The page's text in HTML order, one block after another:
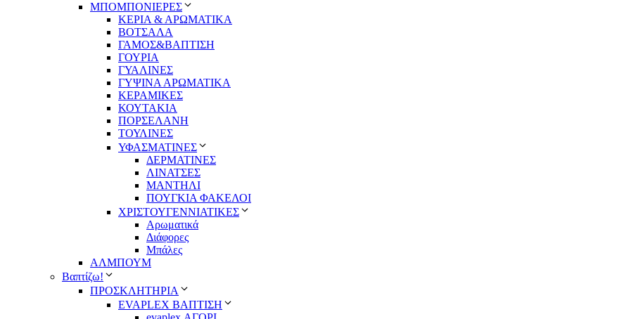
ΜΠΟΜΠΟΝΙΕΡΕΣ
ΚΕΡΙΑ & ΑΡΩΜΑΤΙΚΑ
ΒΟΤΣΑΛΑ
ΓΑΜΟΣ&ΒΑΠΤΙΣΗ
ΓΟΥΡΙΑ
ΓΥΑΛΙΝΕΣ
ΓΥΨΙΝΑ ΑΡΩΜΑΤΙΚΑ
ΚΕΡΑΜΙΚΕΣ
ΚΟΥΤΑΚΙΑ
ΠΟΡΣΕΛΑΝΗ
ΤΟΥΛΙΝΕΣ
ΥΦΑΣΜΑΤΙΝΕΣ
ΔΕΡΜΑΤΙΝΕΣ
ΛΙΝΑΤΣΕΣ
ΜΑΝΤΗΛΙ
ΠΟΥΓΚΙΑ ΦΑΚΕΛΟΙ
ΧΡΙΣΤΟΥΓΕΝΝΙΑΤΙΚΕΣ
Αρωματικά
Διάφορες
Μπάλες
ΑΛΜΠΟΥΜ
Βαπτίζω!
ΠΡΟΣΚΛΗΤΗΡΙΑ
EVAPLEX ΒΑΠΤΙΣΗ